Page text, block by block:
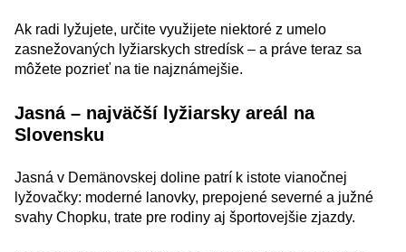
Ak radi lyžujete, určite využijete niektoré z umelo
zasnežovaných lyžiarskych stredísk – a práve teraz sa
môžete pozrieť na tie najznámejšie.
Jasná – najväčší lyžiarsky areál na
Slovensku
Jasná v Demänovskej doline patrí k istote vianočnej
lyžovačky: moderné lanovky, prepojené severné a južné
svahy Chopku, trate pre rodiny aj športovejšie zjazdy.